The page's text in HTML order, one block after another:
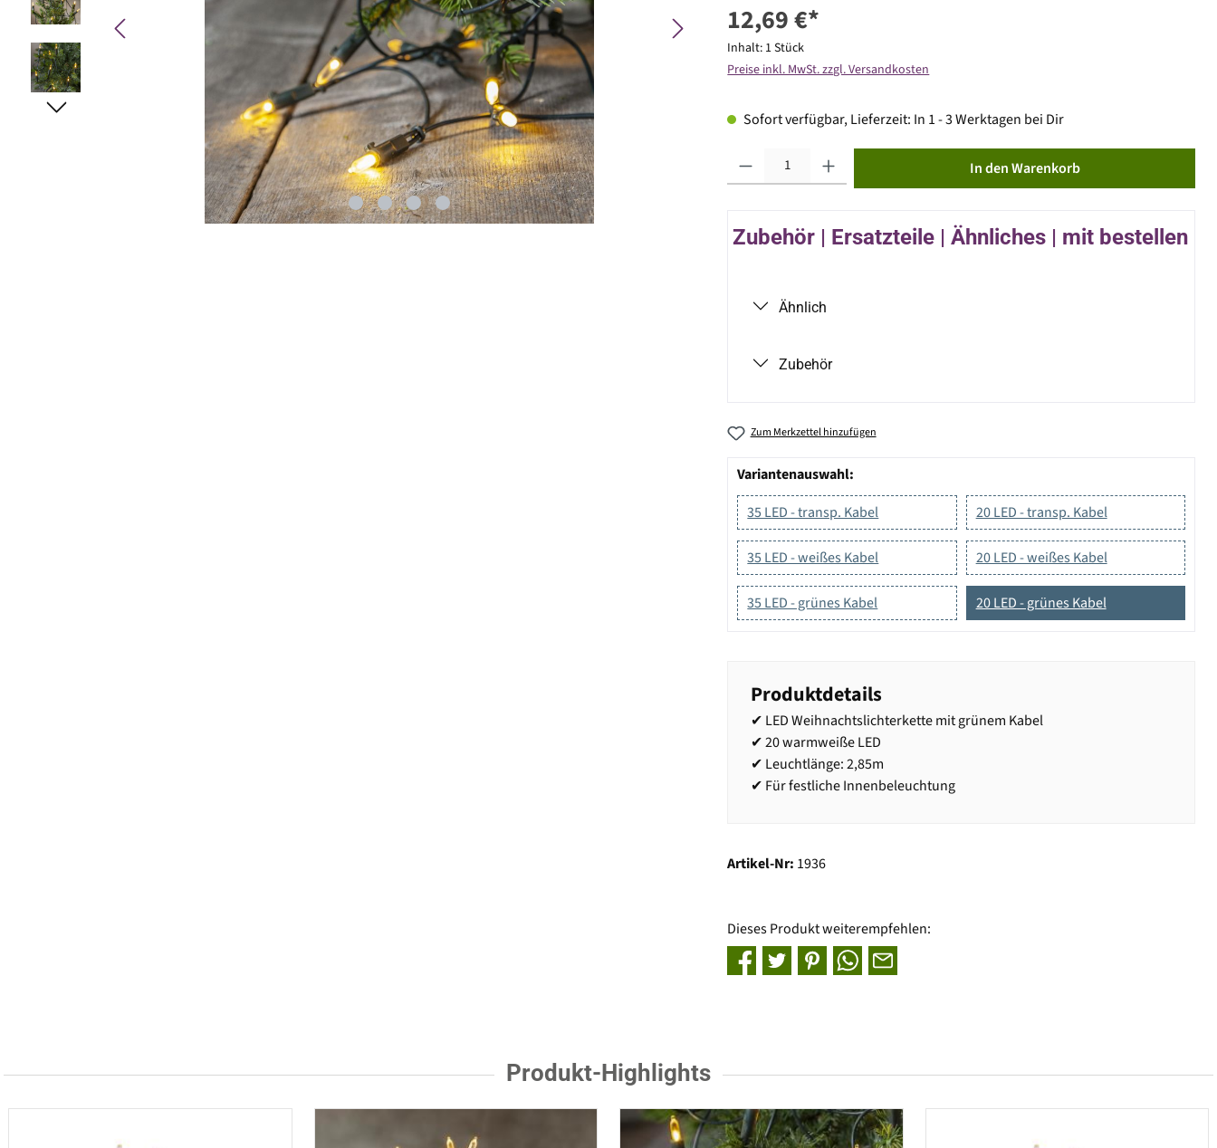
12,69 €*
Inhalt: 1 Stück
Preise inkl. MwSt. zzgl. Versandkosten
Sofort verfügbar, Lieferzeit: In 1 - 3 Werktagen bei Dir
In den Warenkorb
Zubehör | Ersatzteile | Ähnliches | mit bestellen
Ähnlich
Zubehör
Zum Merkzettel hinzufügen
Variantenauswahl:
35 LED - transp. Kabel
20 LED - transp. Kabel
35 LED - weißes Kabel 20 LED - weißes Kabel
35 LED - grünes Kabel 20 LED - grünes Kabel
Produktdetails
✔ LED Weihnachtslichterkette mit grünem Kabel
✔ 20 warmweiße LED
✔ Leuchtlänge: 2,85m
✔ Für festliche Innenbeleuchtung
Artikel-Nr: 1936
Dieses Produkt weiterempfehlen:
Produkt-Highlights